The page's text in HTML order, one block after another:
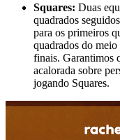
Squares: Duas
quadrados
para os primeiros
quadrados do meio
finais. Garantimos
acalorada sobre
jogando Squares.